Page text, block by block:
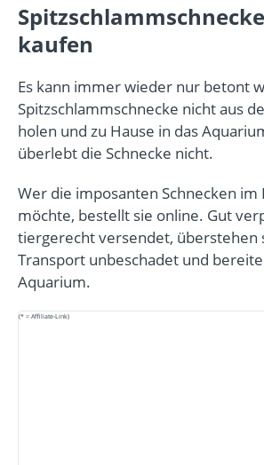
kaufen
Es kann immer wieder nur betont
Spitzschlammschnecke nicht aus
holen und zu Hause in das
überlebt die Schnecke nicht.
Wer die imposanten Schnecken im
möchte, bestellt sie online. Gut
tiergerecht versendet, überstehen
Transport unbeschadet und
Aquarium.
(* = Affiliate-Link)